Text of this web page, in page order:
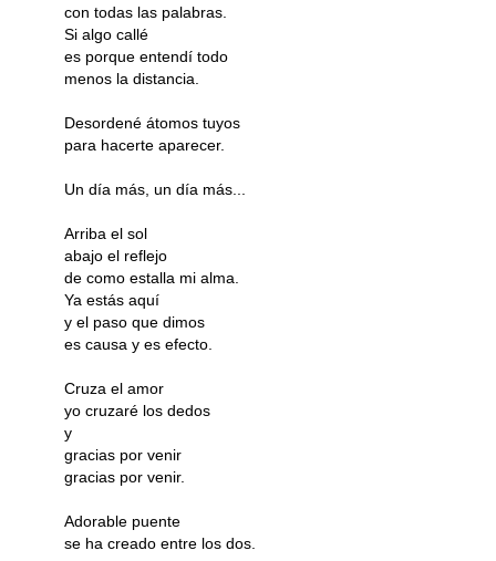
con todas las palabras.
Si algo callé
es porque entendí todo
menos la distancia.
Desordené átomos tuyos
para hacerte aparecer.
Un día más, un día más...
Arriba el sol
abajo el reflejo
de como estalla mi alma.
Ya estás aquí
y el paso que dimos
es causa y es efecto.
Cruza el amor
yo cruzaré los dedos
y
gracias por venir
gracias por venir.
Adorable puente
se ha creado entre los dos.